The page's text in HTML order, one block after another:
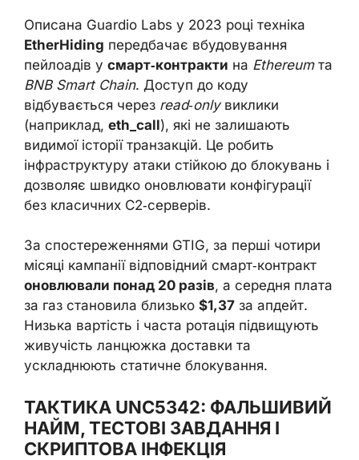
Описана Guardio Labs у 2023 році техніка
EtherHiding передбачає вбудовування
пейлоадів у смарт‑контракти на Ethereumта
BNB Smart Chain. Доступ до коду
відбувається через read‑onlyвиклики
(наприклад, eth_call), які не залишають
видимої історії транзакцій. Це робить
інфраструктуру атаки стійкою до блокувань і
дозволяє швидко оновлювати конфігурації
без класичних C2‑серверів.
За спостереженнями GTIG, за перші чотири
місяці кампанії відповідний смарт‑контракт
оновлювали понад 20 разів, а середня плата
за газ становила близько $1,37 за апдейт.
Низька вартість і часта ротація підвищують
живучість ланцюжка доставки та
ускладнюють статичне блокування.
ТАКТИКА UNC5342: ФАЛЬШИВИЙ
НАЙМ, ТЕСТОВІ ЗАВДАННЯ І
СКРИПТОВА ІНФЕКЦІЯ